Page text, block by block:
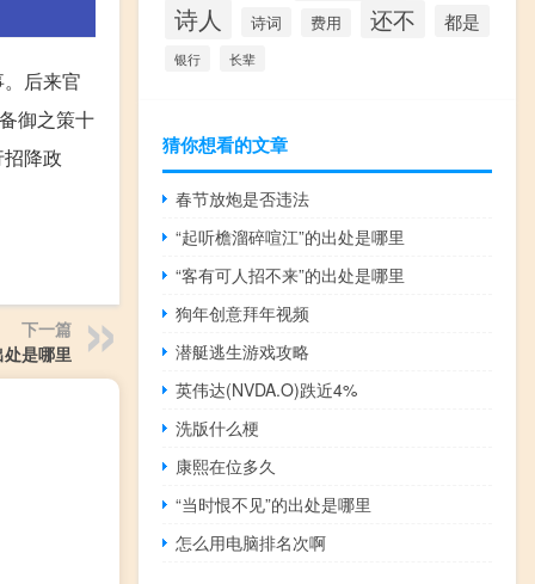
后来官
御之策十
降政
下一篇
是哪里
诗人 诗词 费用 还不 都是
银行 长辈
猜你想看的文章
春节放炮是否违法
“起听檐溜碎喧江”的出处是哪里
“客有可人招不来”的出处是哪里
狗年创意拜年视频
潜艇逃生游戏攻略
英伟达(NVDA.O)跌近4%
洗版什么梗
康熙在位多久
“当时恨不见”的出处是哪里
怎么用电脑排名次啊